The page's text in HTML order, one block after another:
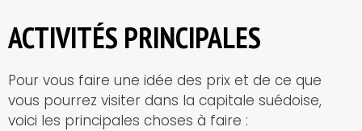
ACTIVITÉS PRINCIPALES
Pour vous faire une idée des prix et de ce que
vous pourrez visiter dans la capitale suédoise,
voici les principales choses à faire :